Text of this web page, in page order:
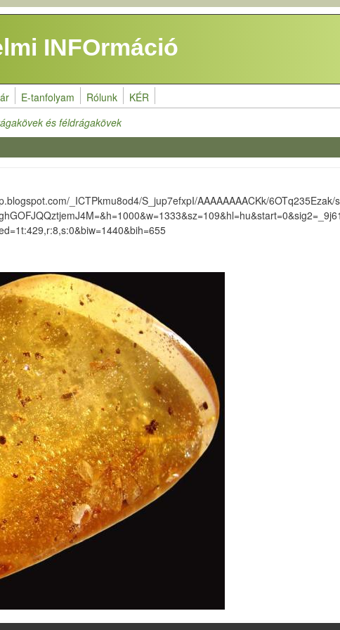
INFOrmáció
E-tanfolyam Rólunk KÉR
és féldrágakövek
_ICTPkmu8od4/S_jup7efxpI/AAAAAAAACKk/
gyantájának megkövesedett maradványa, ami tartalmazhat állati vagy